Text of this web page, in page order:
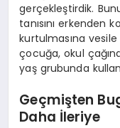
gerçekleştirdik.
tanısını erkenden
kurtulmasına
çocuğa, okul
yaş grubunda
Geçmişten
Daha İleriye